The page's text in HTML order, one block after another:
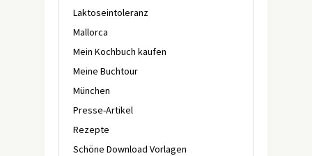
Laktoseintoleranz
Mallorca
Mein Kochbuch kaufen
Meine Buchtour
München
Presse-Artikel
Rezepte
Schöne Download Vorlagen